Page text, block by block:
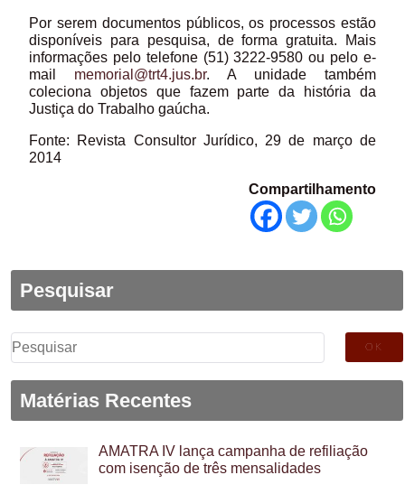
Por serem documentos públicos, os processos estão
disponíveis para pesquisa, de forma gratuita. Mais
informações pelo telefone (51) 3222-9580 ou pelo e-
mail memorial@trt4.jus.br. A unidade também
coleciona objetos que fazem parte da história da
Justiça do Trabalho gaúcha.
Fonte: Revista Consultor Jurídico, 29 de março de
2014
Compartilhamento
Pesquisar
Pesquisar
por:
Matérias Recentes
AMATRA IV lança campanha de refiliação
com isenção de três mensalidades